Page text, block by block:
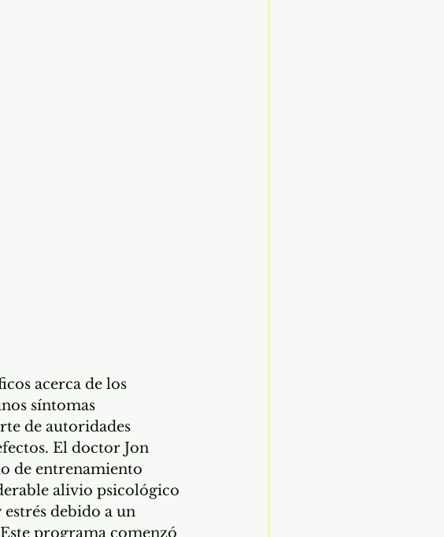
acerca de los
síntomas
de autoridades
El doctor Jon
de entrenamiento
alivio psicológico
debido a un
programa comenzó